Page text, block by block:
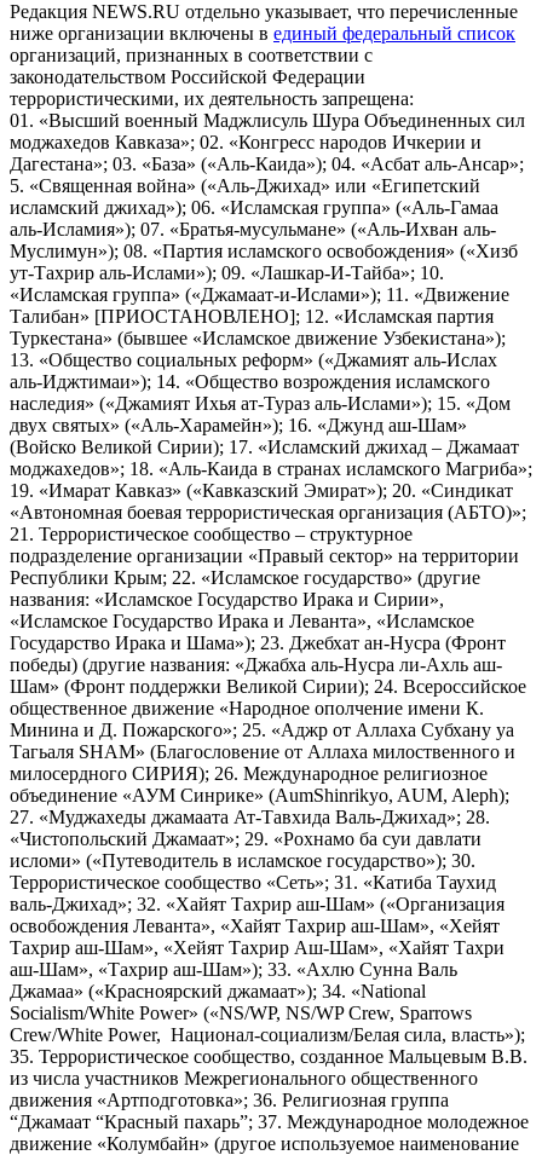
Редакция NEWS.RU отдельно указывает, что перечисленные
ниже организации включены в единый федеральный список
организаций, признанных в соответствии с
законодательством Российской Федерации
террористическими, их деятельность запрещена:
01. «Высший военный Маджлисуль Шура Объединенных сил
моджахедов Кавказа»; 02. «Конгресс народов Ичкерии и
Дагестана»; 03. «База» («Аль-Каида»); 04. «Асбат аль-Ансар»;
5. «Священная война» («Аль-Джихад» или «Египетский
исламский джихад»); 06. «Исламская группа» («Аль-Гамаа
аль-Исламия»); 07. «Братья-мусульмане» («Аль-Ихван аль-
Муслимун»); 08. «Партия исламского освобождения» («Хизб
ут-Тахрир аль-Ислами»); 09. «Лашкар-И-Тайба»; 10.
«Исламская группа» («Джамаат-и-Ислами»); 11. «Движение
Талибан» [ПРИОСТАНОВЛЕНО]; 12. «Исламская партия
Туркестана» (бывшее «Исламское движение Узбекистана»);
13. «Общество социальных реформ» («Джамият аль-Ислах
аль-Иджтимаи»); 14. «Общество возрождения исламского
наследия» («Джамият Ихья ат-Тураз аль-Ислами»); 15. «Дом
двух святых» («Аль-Харамейн»); 16. «Джунд аш-Шам»
(Войско Великой Сирии); 17. «Исламский джихад – Джамаат
моджахедов»; 18. «Аль-Каида в странах исламского Магриба»;
19. «Имарат Кавказ» («Кавказский Эмират»); 20. «Синдикат
«Автономная боевая террористическая организация (АБТО)»;
21. Террористическое сообщество – структурное
подразделение организации «Правый сектор» на территории
Республики Крым; 22. «Исламское государство» (другие
названия: «Исламское Государство Ирака и Сирии»,
«Исламское Государство Ирака и Леванта», «Исламское
Государство Ирака и Шама»); 23. Джебхат ан-Нусра (Фронт
победы) (другие названия: «Джабха аль-Нусра ли-Ахль аш-
Шам» (Фронт поддержки Великой Сирии); 24. Всероссийское
общественное движение «Народное ополчение имени К.
Минина и Д. Пожарского»; 25. «Аджр от Аллаха Субхану уа
Тагьаля SHAM» (Благословение от Аллаха милоственного и
милосердного СИРИЯ); 26. Международное религиозное
объединение «АУМ Синрике» (AumShinrikyo, AUM, Aleph);
27. «Муджахеды джамаата Ат-Тавхида Валь-Джихад»; 28.
«Чистопольский Джамаат»; 29. «Рохнамо ба суи давлати
исломи» («Путеводитель в исламское государство»); 30.
Террористическое сообщество «Сеть»; 31. «Катиба Таухид
валь-Джихад»; 32. «Хайят Тахрир аш-Шам» («Организация
освобождения Леванта», «Хайят Тахрир аш-Шам», «Хейят
Тахрир аш-Шам», «Хейят Тахрир Аш-Шам», «Хайят Тахри
аш-Шам», «Тахрир аш-Шам»); 33. «Ахлю Сунна Валь
Джамаа» («Красноярский джамаат»); 34. «National
Socialism/White Power» («NS/WP, NS/WP Crew, Sparrows
Crew/White Power, Национал-социализм/Белая сила, власть»);
35. Террористическое сообщество, созданное Мальцевым В.В.
из числа участников Межрегионального общественного
движения «Артподготовка»; 36. Религиозная группа
“Джамаат “Красный пахарь”; 37. Международное молодежное
движение «Колумбайн» (другое используемое наименование